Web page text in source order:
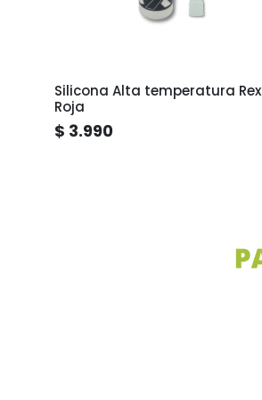
Silicona Alta temperatura Rex
Roja
$ 3.990